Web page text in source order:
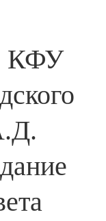
КФУ